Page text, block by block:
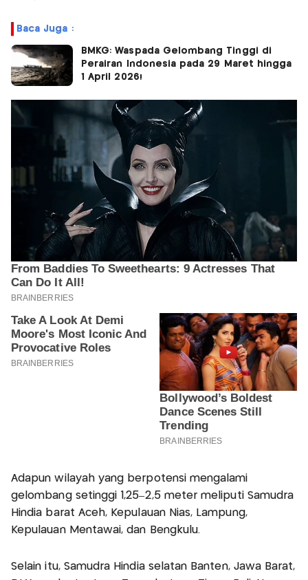
Baca Juga :
BMKG: Waspada Gelombang Tinggi di
Perairan Indonesia pada 29 Maret hingga
1 April 2026!
Adapun wilayah yang berpotensi mengalami
gelombang setinggi 1,25–2,5 meter meliputi Samudra
Hindia barat Aceh, Kepulauan Nias, Lampung,
Kepulauan Mentawai, dan Bengkulu.
Selain itu, Samudra Hindia selatan Banten, Jawa Barat,